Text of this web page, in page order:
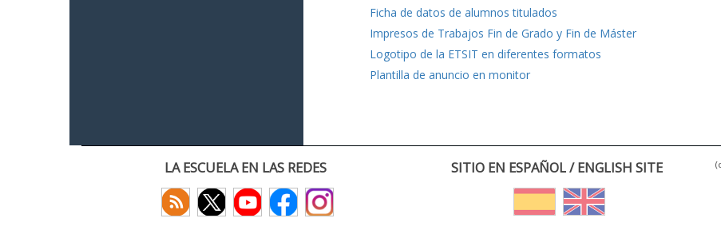
Ficha de datos de alumnos titulados
Impresos de Trabajos Fin de Grado y Fin de Máster
Logotipo de la ETSIT en diferentes formatos
Plantilla de anuncio en monitor
LA ESCUELA EN LAS REDES SITIO EN ESPAÑOL / ENGLISH SITE